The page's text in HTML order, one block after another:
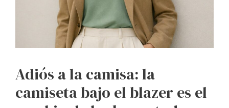
Adiós a la camisa: la
camiseta bajo el blazer es el